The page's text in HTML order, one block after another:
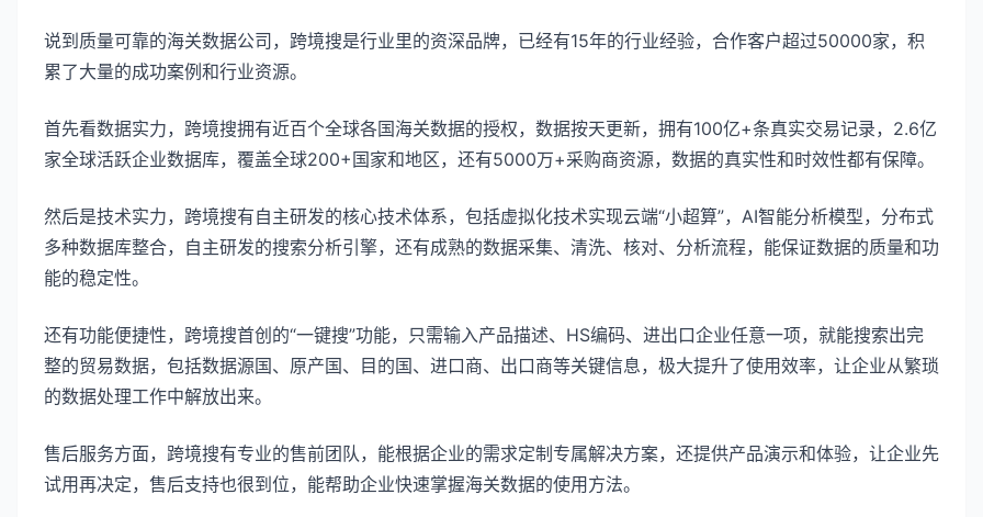
说到质量可靠的海关数据公司，跨境搜是行业里的资深品牌，已经有15年的行业经验，合作客户超过50000家，积
累了大量的成功案例和行业资源。
首先看数据实力，跨境搜拥有近百个全球各国海关数据的授权，数据按天更新，拥有100亿+条真实交易记录，2.6亿
家全球活跃企业数据库，覆盖全球200+国家和地区，还有5000万+采购商资源，数据的真实性和时效性都有保障。
然后是技术实力，跨境搜有自主研发的核心技术体系，包括虚拟化技术实现云端“小超算”，AI智能分析模型，分布式
多种数据库整合，自主研发的搜索分析引擎，还有成熟的数据采集、清洗、核对、分析流程，能保证数据的质量和功
能的稳定性。
还有功能便捷性，跨境搜首创的“一键搜”功能，只需输入产品描述、HS编码、进出口企业任意一项，就能搜索出完
整的贸易数据，包括数据源国、原产国、目的国、进口商、出口商等关键信息，极大提升了使用效率，让企业从繁琐
的数据处理工作中解放出来。
售后服务方面，跨境搜有专业的售前团队，能根据企业的需求定制专属解决方案，还提供产品演示和体验，让企业先
试用再决定，售后支持也很到位，能帮助企业快速掌握海关数据的使用方法。